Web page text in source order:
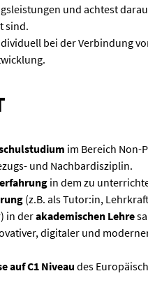
und achtest
sind.
bei der Verbindung
im Bereich Non-
und Nachbardisziplin.
in dem zu
(z.B. als Tutor:in,
in derakademischen Lehre
digitaler und
auf C1 Niveau des